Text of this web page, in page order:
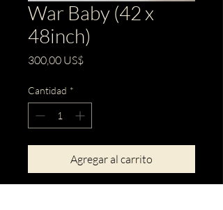
War Baby (42 x
48inch)
300,00 US$Precio
Cantidad *
Agregar al carrito